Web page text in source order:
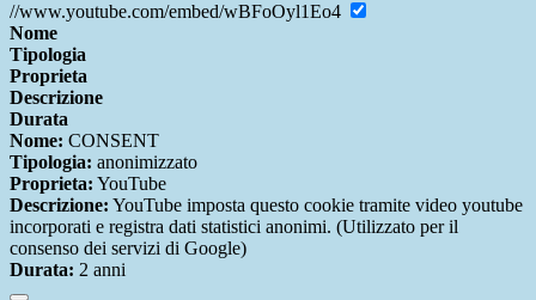
//www.youtube.com/embed/wBFoOyl1Eo4
Nome
Tipologia
Proprieta
Descrizione
Durata
Nome: CONSENT
Tipologia: anonimizzato
Proprieta: YouTube
Descrizione: YouTube imposta questo cookie tramite video youtube
incorporati e registra dati statistici anonimi. (Utilizzato per il
consenso dei servizi di Google)
Durata: 2 anni